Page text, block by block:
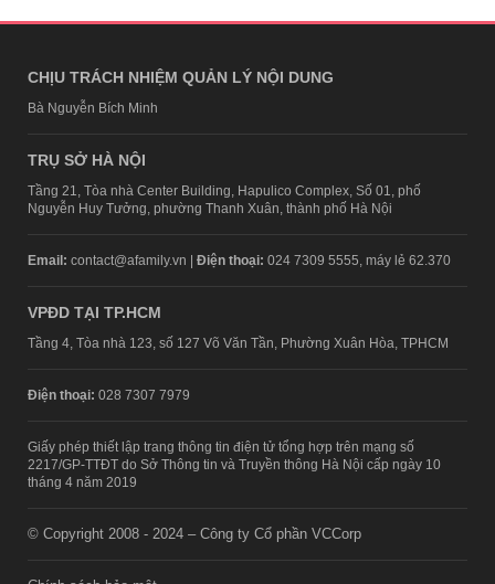
CHỊU TRÁCH NHIỆM QUẢN LÝ NỘI DUNG
Bà Nguyễn Bích Minh
TRỤ SỞ HÀ NỘI
Tầng 21, Tòa nhà Center Building, Hapulico Complex, Số 01, phố
Nguyễn Huy Tưởng, phường Thanh Xuân, thành phố Hà Nội
Email: contact@afamily.vn | Điện thoại: 024 7309 5555, máy lẻ 62.370
VPĐD TẠI TP.HCM
Tầng 4, Tòa nhà 123, số 127 Võ Văn Tần, Phường Xuân Hòa, TPHCM
Điện thoại: 028 7307 7979
Giấy phép thiết lập trang thông tin điện tử tổng hợp trên mạng số
2217/GP-TTĐT do Sở Thông tin và Truyền thông Hà Nội cấp ngày 10
tháng 4 năm 2019
© Copyright 2008 - 2024 – Công ty Cổ phần VCCorp